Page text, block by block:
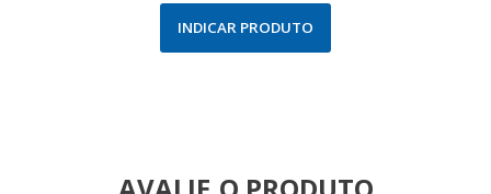
INDICAR PRODUTO